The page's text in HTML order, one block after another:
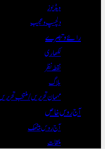
ویڈیوز
دلچسپ و عجیب
رائے و تبصرے
لکھاری
نقطہ نظر
بلاگ
مہمان تحریریں / منتخب تحریریں
آج روس خاص
آج روس بیٹھک
ملقات